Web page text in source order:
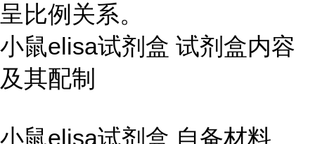
呈比例关系。
小鼠elisa试剂盒 试剂盒内容
及其配制
小鼠elisa试剂盒 自备材料